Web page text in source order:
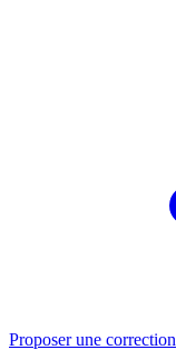
Proposer une correction